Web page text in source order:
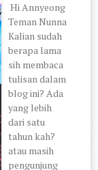
Hi Annyeong
Teman Nunna
Kalian sudah
berapa lama
sih membaca
tulisan dalam
blog ini? Ada
yang lebih
dari satu
tahun kah?
atau masih
pengunjung